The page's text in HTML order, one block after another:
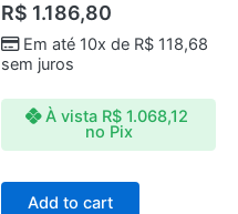
R$ 1.186,80
Em até 10x de R$118,68
sem juros
À vista R$1.068,12
no Pix
Add to cart